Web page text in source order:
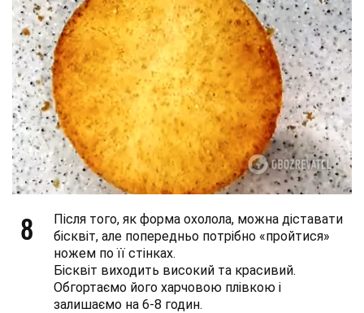
8
Після того, як форма охолола, можна діставати
бісквіт, але попередньо потрібно «пройтися»
ножем по її стінках.
Бісквіт виходить високий та красивий.
Обгортаємо його харчовою плівкою і
залишаємо на 6-8 годин.